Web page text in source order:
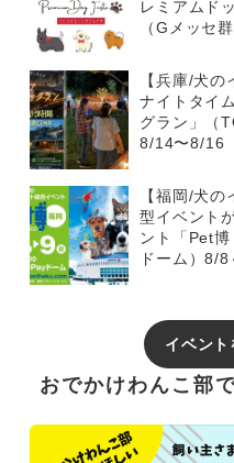
レミアムド
（Gメッセ
【兵庫/犬
ナイトタイ
グラン」（
8/14〜8/16
【福岡/犬
型イベント
ント「Pet
ドーム）8/8
イベント
おでかけわんこ部